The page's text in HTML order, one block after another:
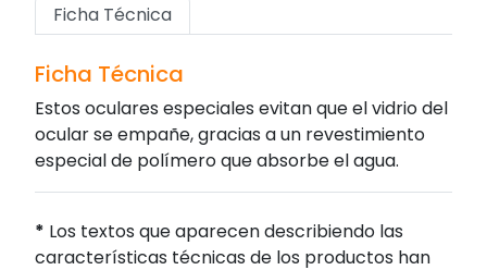
Ficha Técnica
Ficha Técnica
Estos oculares especiales evitan que el vidrio del
ocular se empañe, gracias a un revestimiento
especial de polímero que absorbe el agua.
* Los textos que aparecen describiendo las
características técnicas de los productos han